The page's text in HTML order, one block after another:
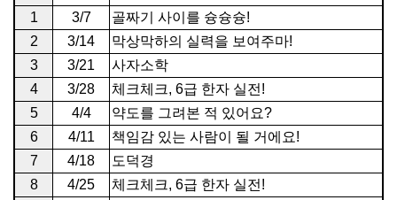
1 3/7 골짜기 사이를 슝슝슝!
2
3/14 막상막하의 실력을 보여주마!
3
3/21
사자소학
4
3/28 체크체크, 6급 한자 실전 !
5
4/4 약도를 그려본 적 있어요?
6
4/11 책임감 있는 사람이 될 거에요!
7
4/18
도덕경
8
4/25 체크체크, 6급 한자 실전 !